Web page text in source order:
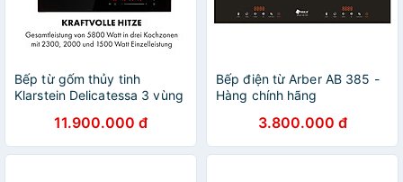
Bếp từ gốm thủy tinh
Klarstein Delicatessa 3 vùng
11.900.000 đ
Bếp điện từ Arber AB 385 -
Hàng chính hãng
3.800.000 đ